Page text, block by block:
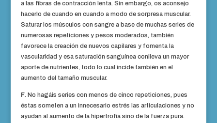
a las fibras de contracción lenta. Sin embargo, os aconsejo
hacerlo de cuando en cuando a modo de sorpresa muscular.
Saturar los músculos con sangre a base de muchas series de
numerosas repeticiones y pesos moderados, también
favorece la creación de nuevos capilares y fomenta la
vascularidad y esa saturación sanguínea conlleva un mayor
aporte de nutrientes, todo lo cual incide también en el
aumento del tamaño muscular.
F. No hagáis series con menos de cinco repeticiones, pues
éstas someten a un innecesario estrés las articulaciones y no
ayudan al aumento de la hipertrofia sino de la fuerza pura.